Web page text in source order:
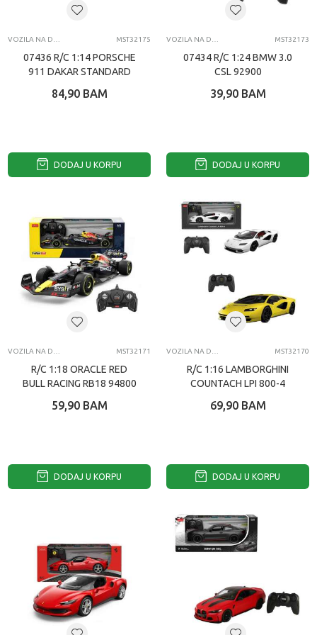
MST32175
07436 R/C 1:14 PORSCHE
911 DAKAR STANDARD
84,90 BAM
DODAJ U KORPU
MST32173
07434 R/C 1:24 BMW 3.0
CSL 92900
39,90 BAM
DODAJ U KORPU
MST32171
R/C 1:18 ORACLE RED
BULL RACING RB18 94800
59,90 BAM
DODAJ U KORPU
MST32170
R/C 1:16 LAMBORGHINI
COUNTACH LPI 800-4
69,90 BAM
DODAJ U KORPU